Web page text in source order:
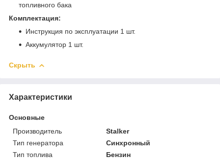
топливного бака
Комплектация:
Инструкция по эксплуатации 1 шт.
Аккумулятор 1 шт.
Скрыть
Характеристики
Основные
Производитель
Stalker
Тип генератора
Синхронный
Тип топлива
Бензин